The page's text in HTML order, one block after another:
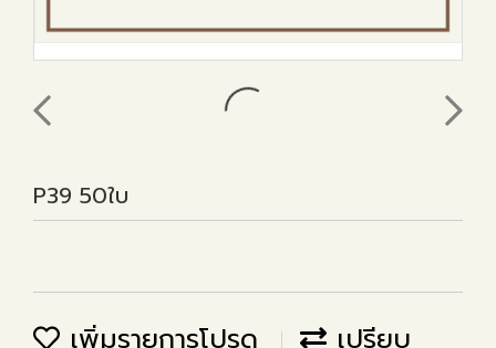
P39 50ใบ
เพิ่มรายการโปรด
เปรียบ